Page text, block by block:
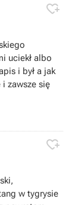

uciekł albo
i był a jak
i zawsze się

w tygrysie